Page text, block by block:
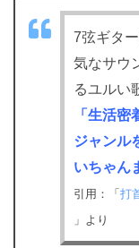
7弦ギタ
気なサウ
るユルい
「生活
ジャンル
いちゃん
引用：「 打
」より